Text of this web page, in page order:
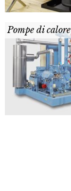
Pompe di calore